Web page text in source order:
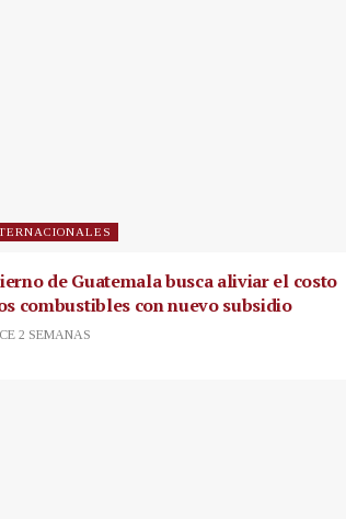
de Guatemala busca aliviar el costo
combustibles con nuevo subsidio
2 SEMANAS